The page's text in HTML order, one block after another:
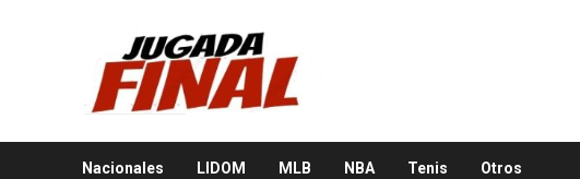
Nacionales LIDOM MLB NBA Tenis Otros